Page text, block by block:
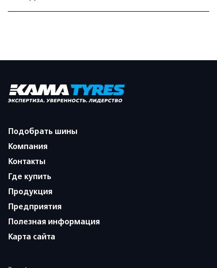
Подобрать шины
Компания
Контакты
Где купить
Продукция
Предприятия
Полезная информация
Карта сайта